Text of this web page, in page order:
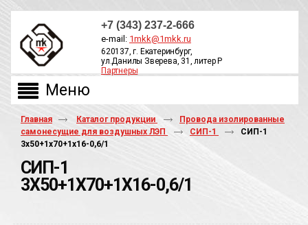
+7 (343) 237-2-666
e-mail: 1mkk@1mkk.ru
620137, г. Екатеринбург,
ул.Данилы Зверева, 31, литер Р
Партнеры
Главная Каталог продукции
Провода изолированные
самонесущие для воздушных ЛЭП
СИП-1
СИП-1
3х50+1х70+1х16-0,6/1
СИП-1
3Х50+1Х70+1Х16-0,6/1